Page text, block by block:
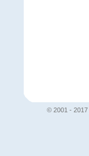
© 2001 - 2017